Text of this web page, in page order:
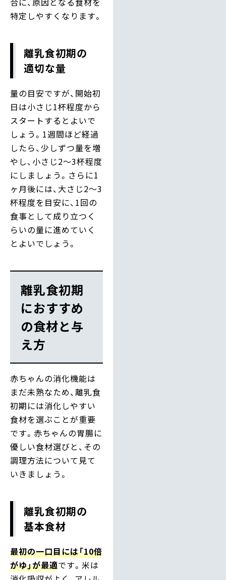
特定しやすくなります。
離乳食初期の
適切な量
量の目安ですが、開始初
日は小さじ1杯程度から
スタートするとよいで
しょう。1週間ほど経過
したら、少しずつ量を増
やし、小さじ2〜3杯程度
にしましょう。さらに1
ヶ月後には、大さじ2〜3
杯程度を目安に、1回の
食事として成り立つく
らいの量に進めていく
とよいでしょう。
離乳食初期
におすすめ
の食材と与
え方
赤ちゃんの消化機能は
まだ未熟なため、離乳食
初期には消化しやすい
食材を選ぶことが重要
です。赤ちゃんの胃腸に
優しい食材選びと、その
調理方法について見て
いきましょう。
離乳食初期の
基本食材
最初の一口目には「10倍
がゆ」が最適です。米は